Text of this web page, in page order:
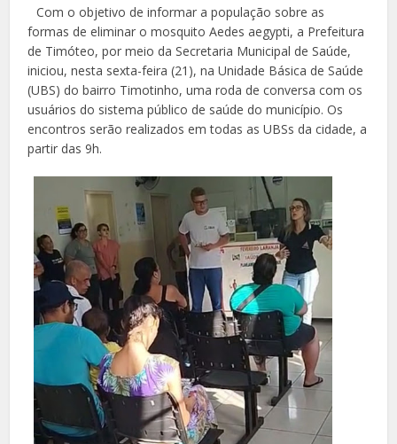
Com o objetivo de informar a população sobre as
formas de eliminar o mosquito Aedes aegypti, a Prefeitura
de Timóteo, por meio da Secretaria Municipal de Saúde,
iniciou, nesta sexta-feira (21), na Unidade Básica de Saúde
(UBS) do bairro Timotinho, uma roda de conversa com os
usuários do sistema público de saúde do município. Os
encontros serão realizados em todas as UBSs da cidade, a
partir das 9h.